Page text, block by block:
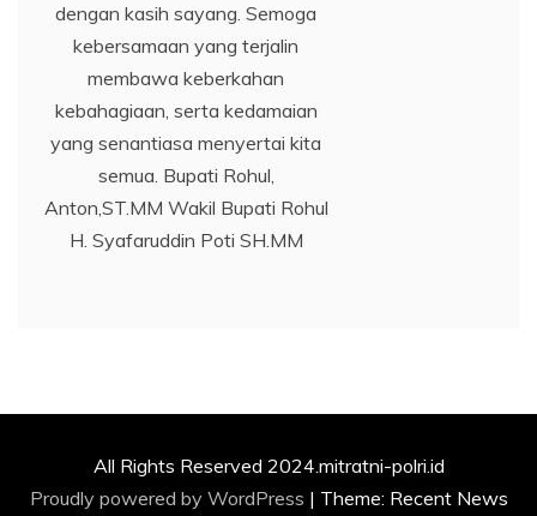
dengan kasih sayang. Semoga
kebersamaan yang terjalin
membawa keberkahan
kebahagiaan, serta kedamaian
yang senantiasa menyertai kita
semua. Bupati Rohul,
Anton,ST.MM Wakil Bupati Rohul
H. Syafaruddin Poti SH.MM
All Rights Reserved 2024.mitratni-polri.id
Proudly powered by WordPress | Theme: Recent News